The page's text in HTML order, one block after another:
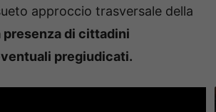
approccio trasversale della
di cittadini
pregiudicati.